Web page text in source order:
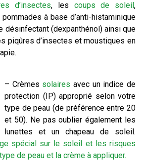
d’insectes, les coups de soleil,
à base d’anti-histaminique
désinfectant (dexpanthénol) ainsi que
piqûres d’insectes et moustiques en
– Crèmes solaires avec un indice de
protection (IP) approprié selon votre
type de peau (de préférence entre 20
et 50). Ne pas oublier également les
lunettes et un chapeau de soleil.
spécial sur le soleil et les risques
de peau et la crème à appliquer.